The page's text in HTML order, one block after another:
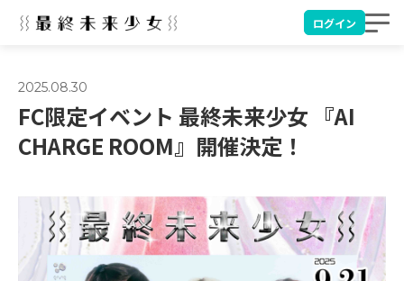
ログイン
2025.08.30
FC限定イベント 最終未来少女 『AI
CHARGE ROOM』開催決定！